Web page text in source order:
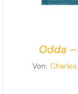
Odda
Von: